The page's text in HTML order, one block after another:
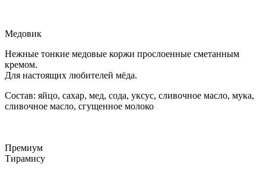
Медовик
Нежные тонкие медовые коржи прослоенные сметанным
кремом.
Для настоящих любителей мёда.
Состав: яйцо, сахар, мед, сода, уксус, сливочное масло, мука,
сливочное масло, сгущенное молоко
Премиум
Тирамису